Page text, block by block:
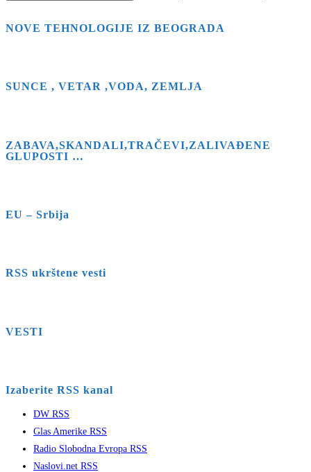
NOVE TEHNOLOGIJE IZ BEOGRADA
SUNCE , VETAR ,VODA, ZEMLJA
ZABAVA,SKANDALI,TRAČEVI,ZALIVAĐENE
GLUPOSTI …
EU – Srbija
RSS ukrštene vesti
VESTI
Izaberite RSS kanal
DW RSS
Glas Amerike RSS
Radio Slobodna Evropa RSS
Naslovi.net RSS